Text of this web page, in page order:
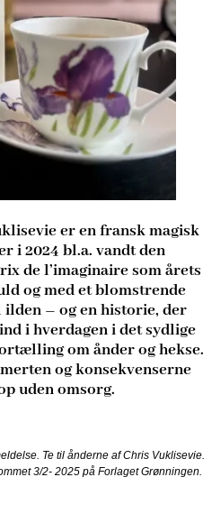
er en fransk magisk
i 2024 bl.a. vandt den
de l’imaginaire som årets
og med et blomstrende
– og en historie, der
i hverdagen i det sydlige
om ånder og hekse.
og konsekvenserne
uden omsorg.
Te til ånderne af Chris Vuklisevie.
3/2- 2025 på Forlaget Grønningen.